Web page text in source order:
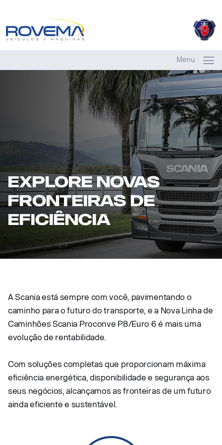
Menu
Explore novas
fronteiras de
eficiência
A Scania está sempre com você, pavimentando o
caminho para o futuro do transporte, e a Nova Linha de
Caminhões Scania Proconve P8/Euro 6 é mais uma
evolução de rentabilidade.
Com soluções completas que proporcionam máxima
eficiência energética, disponibilidade e segurança aos
seus negócios, alcançamos as fronteiras de um futuro
ainda eficiente e sustentável.